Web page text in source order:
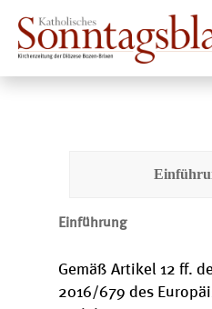
Einführung
Gemäß Artikel 12 ff.
2016/679 des